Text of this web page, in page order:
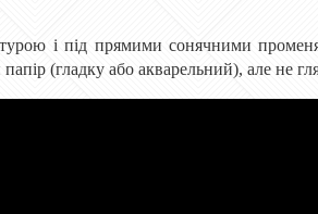
і під прямими сонячними
(гладку або акварельний), але не